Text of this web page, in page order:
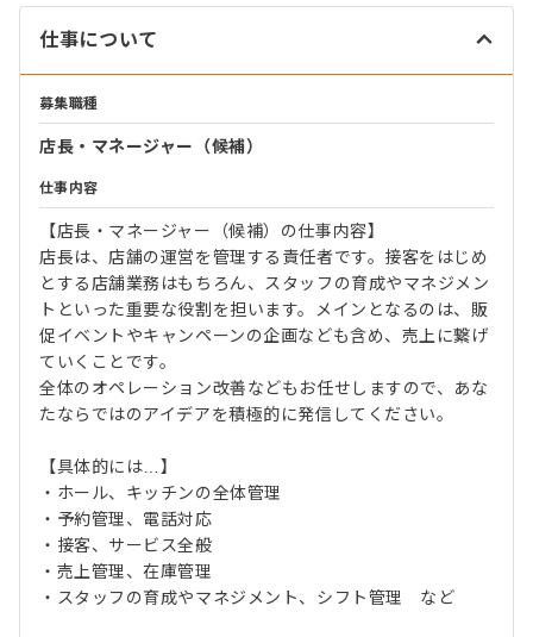
仕事について
募集職種
店長・マネージャー（候補）
仕事内容
【店長・マネージャー（候補）の仕事内容】
店長は、店舗の運営を管理する責任者です。接客をはじめ
とする店舗業務はもちろん、スタッフの育成やマネジメン
トといった重要な役割を担います。メインとなるのは、販
促イベントやキャンペーンの企画なども含め、売上に繋げ
ていくことです。
全体のオペレーション改善などもお任せしますので、あな
たならではのアイデアを積極的に発信してください。
【具体的には…】
・ホール、キッチンの全体管理
・予約管理、電話対応
・接客、サービス全般
・売上管理、在庫管理
・スタッフの育成やマネジメント、シフト管理 など